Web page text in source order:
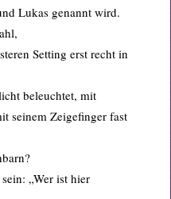
Lukas genannt wird.
Setting erst recht in
beleuchtet, mit
seinem Zeigefinger fast
„Wer ist hier